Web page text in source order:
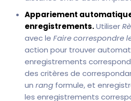
Appariement
enregistrements.Utiliser
avec le Faire correspondre
action pour trouver
enregistrements
des critères de
un rang formule, et
les enregistrements